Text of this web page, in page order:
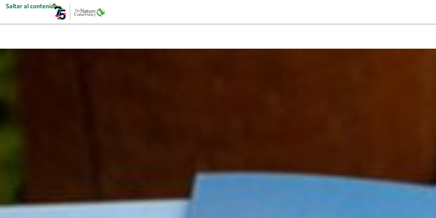
Saltar al contenido